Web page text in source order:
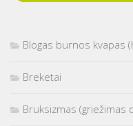
Blogas burnos kvapas
Breketai
Bruksizmas (griežimas